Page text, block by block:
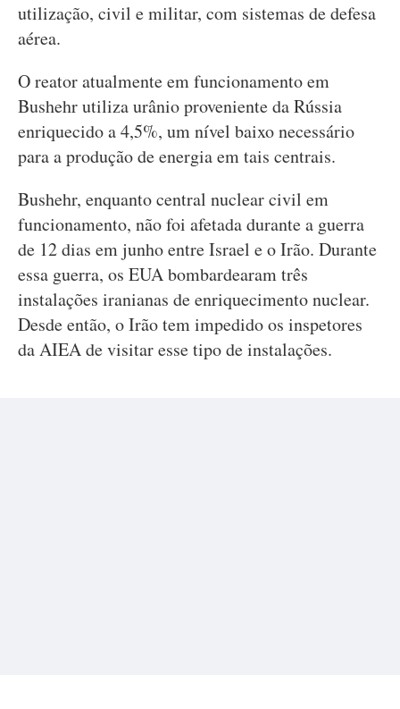
utilização, civil e militar, com sistemas de defesa
aérea.
O reator atualmente em funcionamento em
Bushehr utiliza urânio proveniente da Rússia
enriquecido a 4,5%, um nível baixo necessário
para a produção de energia em tais centrais.
Bushehr, enquanto central nuclear civil em
funcionamento, não foi afetada durante a guerra
de 12 dias em junho entre Israel e o Irão. Durante
essa guerra, os EUA bombardearam três
instalações iranianas de enriquecimento nuclear.
Desde então, o Irão tem impedido os inspetores
da AIEA de visitar esse tipo de instalações.